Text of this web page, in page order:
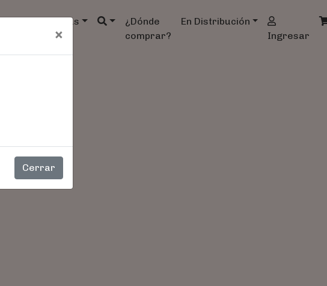
Agendas
¿Dónde
comprar?
En Distribución
Ingresar
×
Cerrar